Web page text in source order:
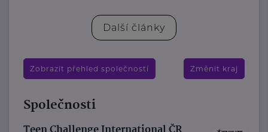
Další články
Zobrazit přehled společností Změnit kraj
Společnosti